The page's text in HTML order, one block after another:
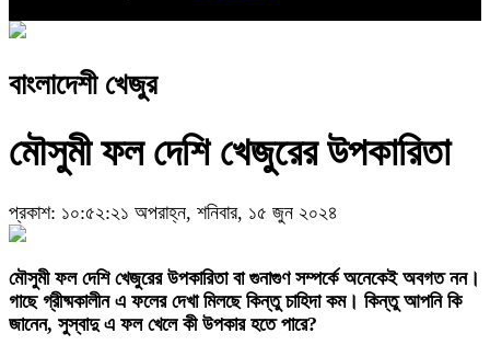
বাংলাদেশী খেজুর
মৌসুমী ফল দেশি খেজুরের উপকারিতা
প্রকাশ: ১০:৫২:২১ অপরাহ্ন, শনিবার, ১৫ জুন ২০২৪
মৌসুমী ফল দেশি খেজুরের উপকারিতা বা গুনাগুণ সম্পর্কে অনেকেই অবগত নন।
গাছে গ্রীষ্মকালীন এ ফলের দেখা মিলছে কিন্তু চাহিদা কম। কিন্তু আপনি কি
জানেন, সুস্বাদু এ ফল খেলে কী উপকার হতে পারে?